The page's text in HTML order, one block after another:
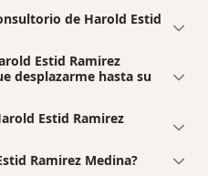
de Harold Estid
Estid Ramirez
desplazarme hasta su
Estid Ramirez
Ramirez Medina?